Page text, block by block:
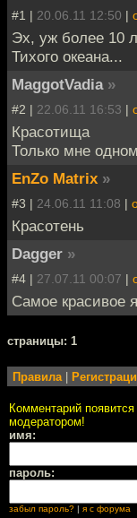
#1 | 20.06.11 12:50 |
Эх, уж более 10
Тихого океана...
MaggotVadia »
#2 | 22.06.11 16:53 |
Красотища
Только мне
EnZo Matrix »
#3 | 24.06.11 11:08 |
Красотень
Dagger »
#4 | 27.07.11 00:07 |
Самое красивое
cтраницы: 1
Правила|
Комментарий
модератором!
имя:
пароль:
забыл пароль? | я с форума